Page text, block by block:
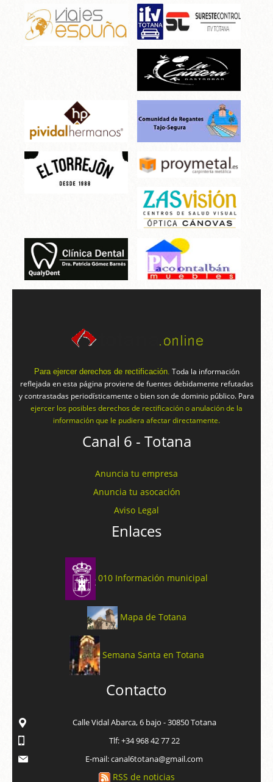
Para ejercer derechos de rectificación. Toda la información
reflejada en esta página proviene de fuentes debidamente refutadas
y contrastadas periodísticamente o bien son de dominio público. Para
ejercer los posibles derechos de rectificación o anulación de la
información que le pudiera afectar directamente.
Canal 6 - Totana
Anuncia tu empresa
Anuncia tu asocación
Aviso Legal
Enlaces
010 Información municipal
Mapa de Totana
Semana Santa en Totana
Contacto
Calle Vidal Abarca, 6 bajo - 30850 Totana
Tlf: +34 968 42 77 22
E-mail: canal6totana@gmail.com
RSS de noticias